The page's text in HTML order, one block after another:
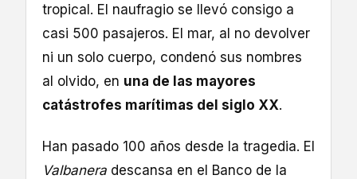
tropical. El naufragio se llevó consigo a
casi 500 pasajeros. El mar, al no devolver
ni un solo cuerpo, condenó sus nombres
al olvido, en una de las mayores
catástrofes marítimas del siglo XX.
Han pasado 100 años desde la tragedia. El
Valbanera descansa en el Banco de la